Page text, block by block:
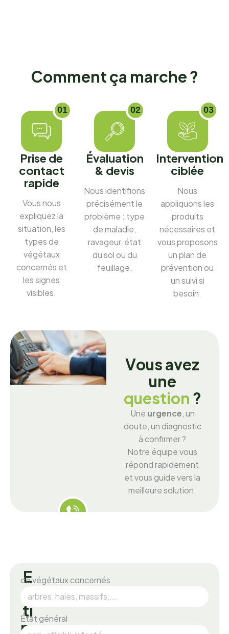
Commentça marche?
01
Prise de
contact
rapide
Vous nous
expliquez la
situation, les
types de
végétaux
concernés et
les signes
visibles.
02
Évaluation
& devis
Nous identifions
précisément le
problème : type
de maladie,
ravageur, état
du sol ou du
feuillage.
03
Intervention
ciblée
Nous
appliquons les
produits
nécessaires et
vous proposons
un plan de
prévention ou
un suivi si
besoin.
Vousavez
une
question ?
Une urgence, un
doute, un diagnostic
à confirmer ?
Notre équipe vous
répond rapidement
et vous guide vers la
meilleure solution.
E
s
ti
m
de végétaux concernés
État général